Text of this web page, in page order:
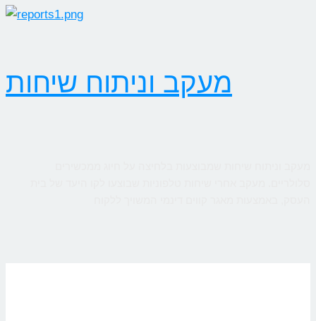
מעקב וניתוח שיחות